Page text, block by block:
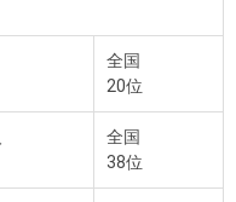
全国
20位
全国
38位